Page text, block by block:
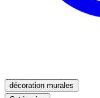
décoration murales